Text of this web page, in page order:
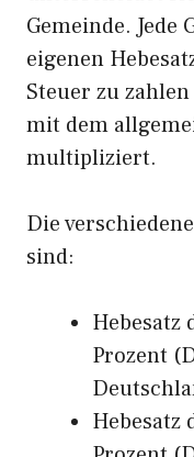
Gemeinde. Jede
eigenen
Steuer zu
mit dem
multipliziert.
Die
sind:
Hebesatz
Prozent
Hebesatz